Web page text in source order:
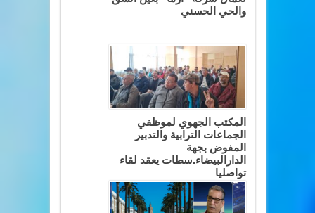
والحي الحسني
المكتب الجهوي لموظفي
الجماعات الترابية والتدبير
المفوض بجهة
الدارالبيضاء.سطات يعقد لقاء
تواصليا